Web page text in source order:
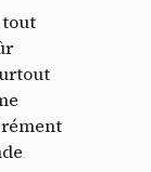
tout